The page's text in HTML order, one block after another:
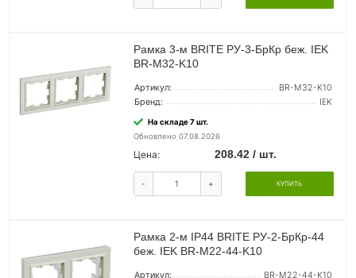
Рамка 3-м BRITE РУ-3-БрКр беж. IEK
BR-M32-K10
Артикул:
BR-M32-K10
Бренд:
IEK
На складе 7 шт.
Обновлено 07.08.2026
Цена: 208.42 / шт.
- + КУПИТЬ
Рамка 2-м IP44 BRITE РУ-2-БрКр-44
беж. IEK BR-M22-44-K10
Артикул: BR-M22-44-K10